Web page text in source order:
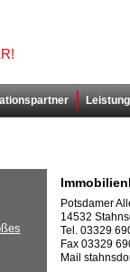
Potsdamer
14532
Tel. 03329
Fax 03329
Mail